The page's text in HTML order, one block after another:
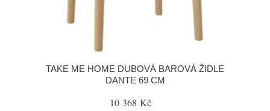
TAKE ME HOME DUBOVÁ BAROVÁ ŽIDLE
DANTE 69 CM
10 368 Kč